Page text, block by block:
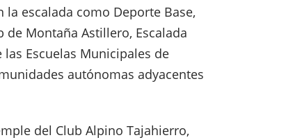
escalada como Deporte Base,
Montaña Astillero, Escalada
las Escuelas Municipales de
autónomas adyacentes
del Club Alpino Tajahierro,